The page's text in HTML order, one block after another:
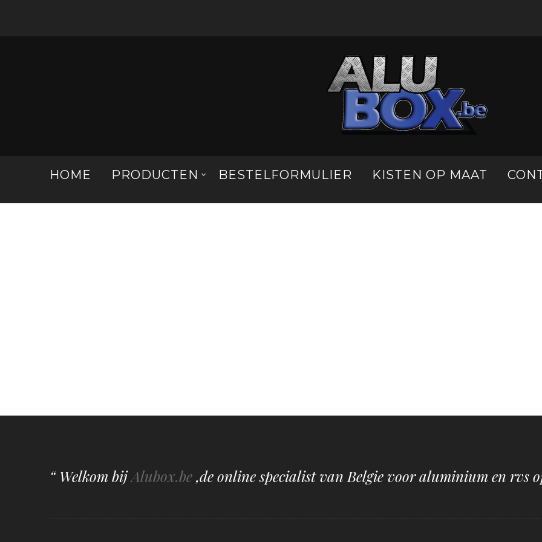
HOME PRODUCTEN BESTELFORMULIER KISTEN OP MAAT
“ Welkom bijAlubox.be,de online specialist van Belgie voor aluminium en rvs